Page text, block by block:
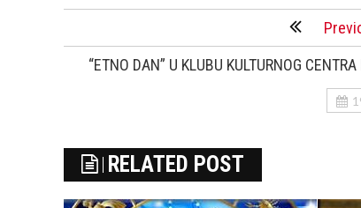
“ETNO DAN” U KLUBU KULTURNOG CENTRA
RELATED POST